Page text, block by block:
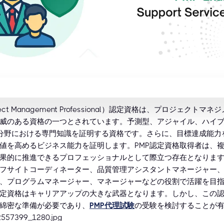
Management Professional）認定資格は、プロジェクトマネジ
のある資格の一つとされています。予測型、アジャイル、ハイ
野における専門知識を証明する資格です。さらに、目標達成能力
を高めるビジネス能力を証明します。PMP認定資格取得者は、
的に推進できるプロフェッショナルとして際立つ存在となりま
サイトコーディネーター、品質管理アシスタントマネージャー
プログラムマネージャー、マネージャーなどの役割で活躍を目
資格はキャリアアップの大きな武器となります。しかし、この
密な準備が必要であり、 PMP代理試験の受験を検討することが